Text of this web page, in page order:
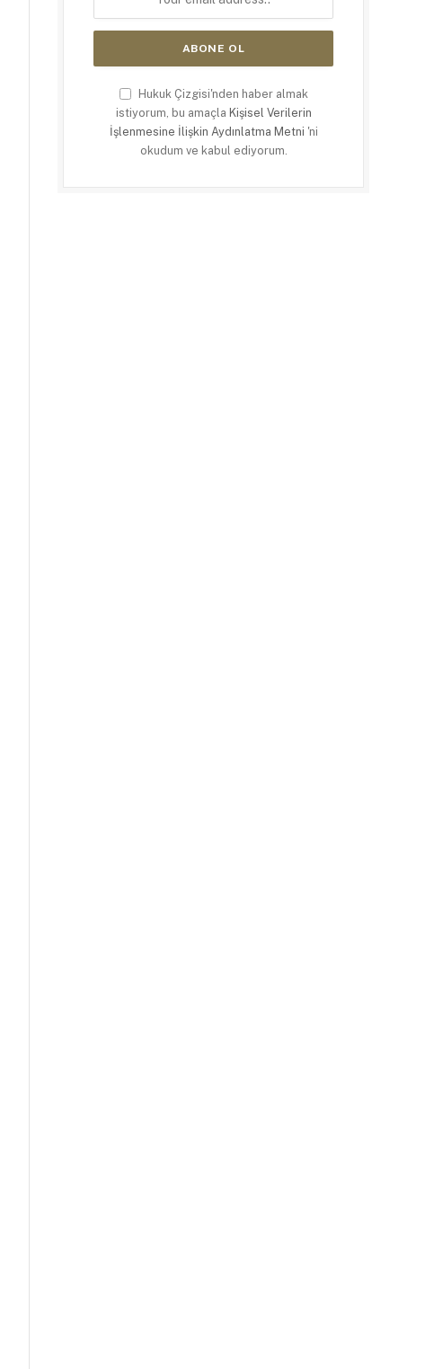
Hukuk Çizgisi'nden haber almak
istiyorum, bu amaçla Kişisel Verilerin
İşlenmesine İlişkin Aydınlatma Metni 'ni
okudum ve kabul ediyorum.